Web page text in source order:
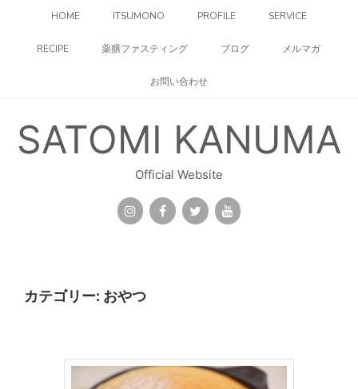
HOME ITSUMONO PROFILE SERVICE
RECIPE 薬膳ファスティング ブログ メルマガ
お問い合わせ
SATOMI KANUMA
Official Website
カテゴリー: おやつ